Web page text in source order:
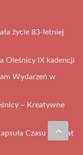
życie 83-letniej
Oleśnicy IX kadencji
Wydarzeń w
– Kreatywne
Czasu – 80 lat